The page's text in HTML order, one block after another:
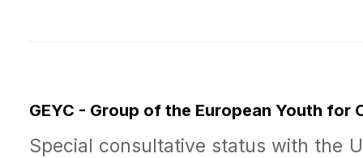
GEYC - Group of the European Youth for
Special consultative status with the